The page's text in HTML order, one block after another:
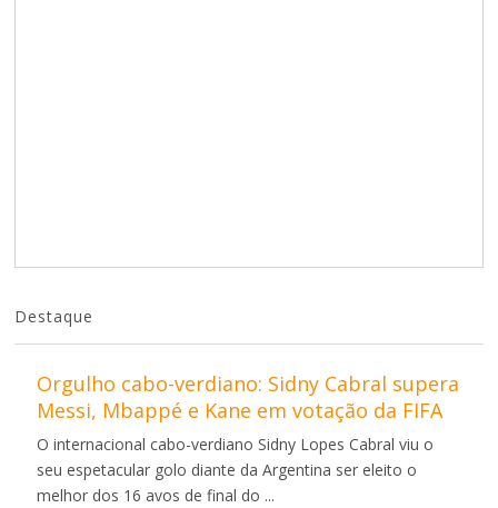
Destaque
Orgulho cabo-verdiano: Sidny Cabral supera
Messi, Mbappé e Kane em votação da FIFA
O internacional cabo-verdiano Sidny Lopes Cabral viu o
seu espetacular golo diante da Argentina ser eleito o
melhor dos 16 avos de final do ...